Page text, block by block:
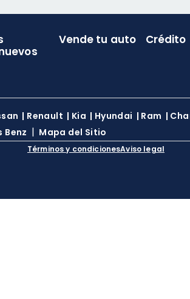
Vende tu auto Crédito
| Renault | Kia | Hyundai | Ram |
Benz | Mapa del Sitio
Términos y condicionesAviso legal